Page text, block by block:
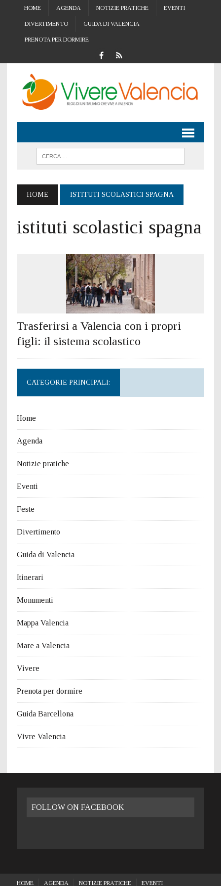
HOME AGENDA NOTIZIE PRATICHE EVENTI
DIVERTIMENTO GUIDA DI VALENCIA
PRENOTA PER DORMIRE
HOME ISTITUTI SCOLASTICI SPAGNA
istituti scolastici spagna
Trasferirsi a Valencia con i propri
figli: il sistema scolastico
CATEGORIE PRINCIPALI:
Home
Agenda
Notizie pratiche
Eventi
Feste
Divertimento
Guida di Valencia
Itinerari
Monumenti
Mappa Valencia
Mare a Valencia
Vivere
Prenota per dormire
Guida Barcellona
Vivre Valencia
FOLLOW ON FACEBOOK
HOME AGENDA NOTIZIE PRATICHE EVENTI